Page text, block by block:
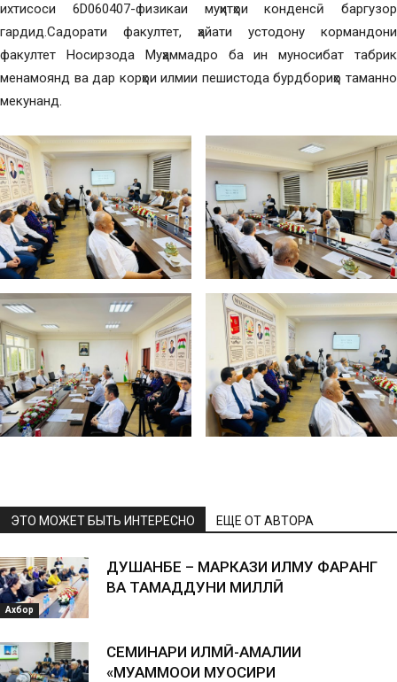
ихтисоси 6D060407-физикаи муҳитҳои конденсӣ баргузор
гардид.Садорати факултет, ҳайати устодону кормандони
факултет Носирзода Муҳаммадро ба ин муносибат табрик
менамоянд ва дар корҳои илмии пешистода бурдбориҳо таманно
мекунанд.
ЭТО МОЖЕТ БЫТЬ ИНТЕРЕСНО ЕЩЕ ОТ АВТОРА
Ахбор
ДУШАНБЕ – МАРКАЗИ ИЛМУ ФАРҲАНГ
ВА ТАМАДДУНИ МИЛЛӢ
СЕМИНАРИ ИЛМӢ-АМАЛИИ
«МУАММОҲОИ МУОСИРИ